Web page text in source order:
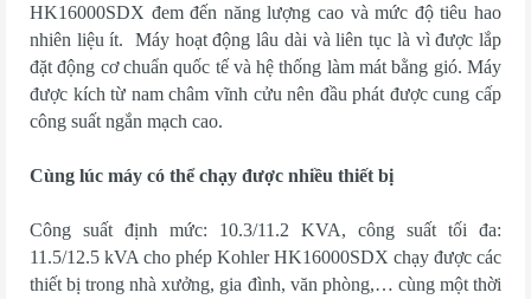
HK16000SDX đem đến năng lượng cao và mức độ tiêu hao
nhiên liệu ít. Máy hoạt động lâu dài và liên tục là vì được lắp
đặt động cơ chuẩn quốc tế và hệ thống làm mát bằng gió. Máy
được kích từ nam châm vĩnh cửu nên đầu phát được cung cấp
công suất ngắn mạch cao.
Cùng lúc máy có thể chạy được nhiều thiết bị
Công suất định mức: 10.3/11.2 KVA, công suất tối đa:
11.5/12.5 kVA cho phép Kohler HK16000SDX chạy được các
thiết bị trong nhà xưởng, gia đình, văn phòng,… cùng một thời